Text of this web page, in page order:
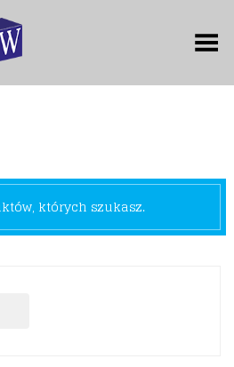
Toggle Menu
których szukasz.